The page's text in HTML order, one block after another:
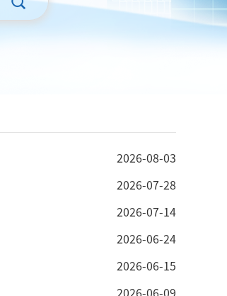
2026-08-03
2026-07-28
2026-07-14
2026-06-24
2026-06-15
2026-06-09